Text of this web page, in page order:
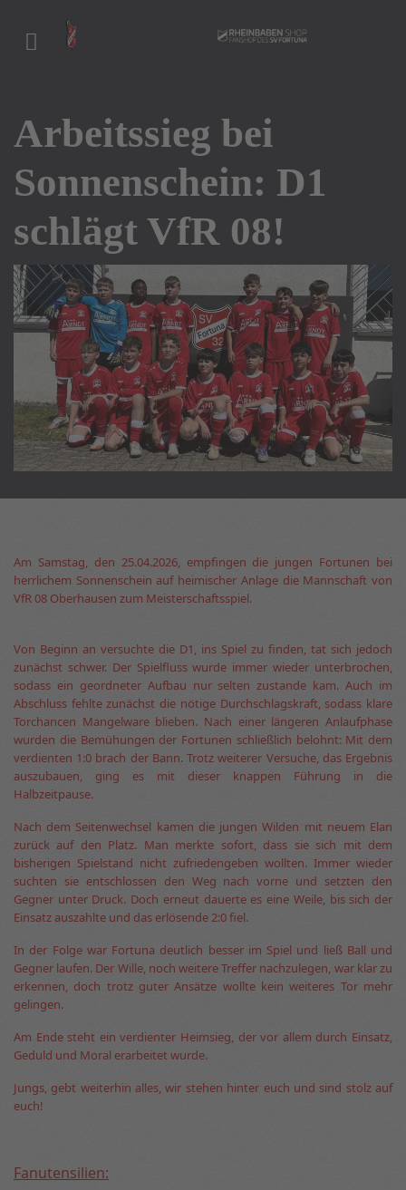
Arbeitssieg bei
Sonnenschein: D1
schlägt VfR 08!
Am Samstag, den 25.04.2026, empfingen die jungen Fortunen bei
herrlichem Sonnenschein auf heimischer Anlage die Mannschaft von
VfR 08 Oberhausen zum Meisterschaftsspiel.
Von Beginn an versuchte die D1, ins Spiel zu finden, tat sich jedoch
zunächst schwer. Der Spielfluss wurde immer wieder unterbrochen,
sodass ein geordneter Aufbau nur selten zustande kam. Auch im
Abschluss fehlte zunächst die nötige Durchschlagskraft, sodass klare
Torchancen Mangelware blieben. Nach einer längeren Anlaufphase
wurden die Bemühungen der Fortunen schließlich belohnt: Mit dem
verdienten 1:0 brach der Bann. Trotz weiterer Versuche, das Ergebnis
auszubauen, ging es mit dieser knappen Führung in die
Halbzeitpause.
Nach dem Seitenwechsel kamen die jungen Wilden mit neuem Elan
zurück auf den Platz. Man merkte sofort, dass sie sich mit dem
bisherigen Spielstand nicht zufriedengeben wollten. Immer wieder
suchten sie entschlossen den Weg nach vorne und setzten den
Gegner unter Druck. Doch erneut dauerte es eine Weile, bis sich der
Einsatz auszahlte und das erlösende 2:0 fiel.
In der Folge war Fortuna deutlich besser im Spiel und ließ Ball und
Gegner laufen. Der Wille, noch weitere Treffer nachzulegen, war klar zu
erkennen, doch trotz guter Ansätze wollte kein weiteres Tor mehr
gelingen.
Am Ende steht ein verdienter Heimsieg, der vor allem durch Einsatz,
Geduld und Moral erarbeitet wurde.
Jungs, gebt weiterhin alles, wir stehen hinter euch und sind stolz auf
euch!
Fanutensilien: